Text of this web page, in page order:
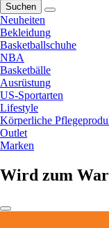
Suchen
Neuheiten
Bekleidung
Basketballschuhe
NBA
Basketbälle
Ausrüstung
US-Sportarten
Lifestyle
Körperliche
Outlet
Marken
Wird zum